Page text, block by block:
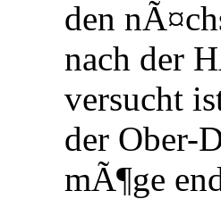
den
nach der
versucht
der Ober-
mÃ¶ge